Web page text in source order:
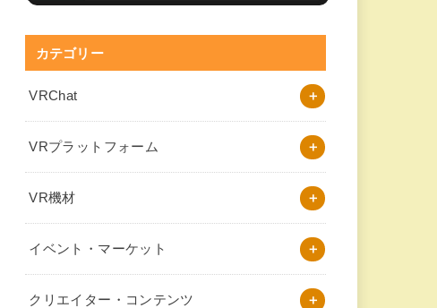
カテゴリー
VRChat
VRプラットフォーム
VR機材
イベント・マーケット
クリエイター・コンテンツ